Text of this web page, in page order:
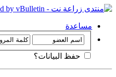
مساعدة
حفظ البيانات؟